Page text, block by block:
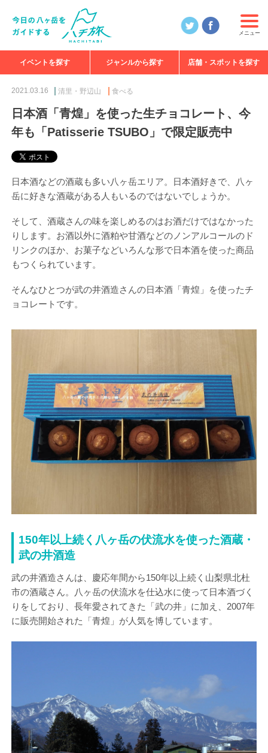
メニュー
イベントを探す ジャンルから探す 店舗・スポットを探す
2021.03.16 清里・野辺山 食べる
日本酒「青煌」を使った生チョコレート、今
年も「Patisserie TSUBO」で限定販売中
日本酒などの酒蔵も多い八ヶ岳エリア。日本酒好きで、八ヶ
岳に好きな酒蔵がある人もいるのではないでしょうか。
そして、酒蔵さんの味を楽しめるのはお酒だけではなかった
りします。お酒以外に酒粕や甘酒などのノンアルコールのド
リンクのほか、お菓子などいろんな形で日本酒を使った商品
もつくられています。
そんなひとつが武の井酒造さんの日本酒「青煌」を使ったチ
ョコレートです。
150年以上続く八ヶ岳の伏流水を使った酒蔵・
武の井酒造
武の井酒造さんは、慶応年間から150年以上続く山梨県北杜
市の酒蔵さん。八ヶ岳の伏流水を仕込水に使って日本酒づく
りをしており、長年愛されてきた「武の井」に加え、2007年
に販売開始された「青煌」が人気を博しています。